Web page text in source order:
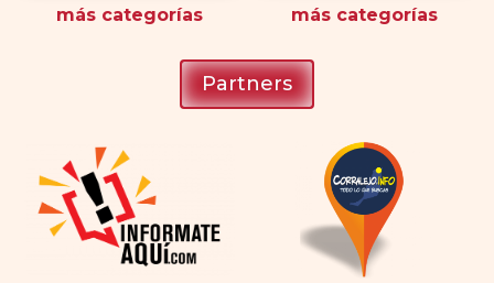
más categorías máscategorías
Partners